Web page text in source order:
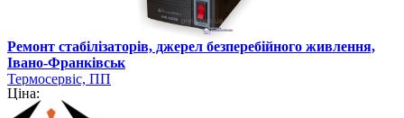
Ремонт стабілізаторів, джерел безперебійного живлення,
Івано-Франківськ
Термосервіс, ПП
Ціна: